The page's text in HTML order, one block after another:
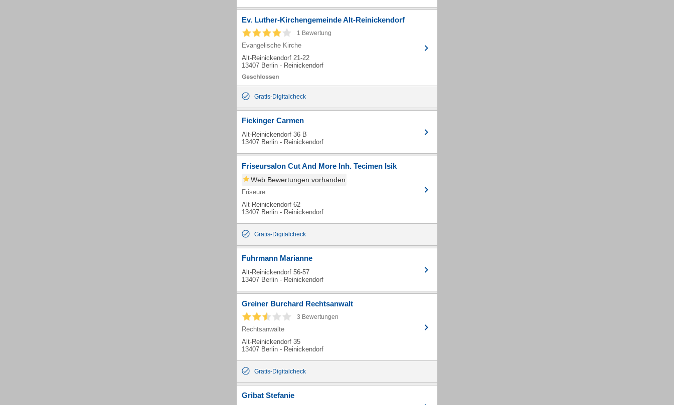
Ev. Luther-Kirchengemeinde Alt-Reinickendorf
1 Bewertung
Evangelische Kirche
Alt-Reinickendorf 21-22
13407 Berlin - Reinickendorf
Gratis-Digitalcheck
Fickinger Carmen
Alt-Reinickendorf 36 B
13407 Berlin - Reinickendorf
Friseursalon Cut And More Inh. Tecimen Isik
Web Bewertungen vorhanden
Friseure
Alt-Reinickendorf 62
13407 Berlin - Reinickendorf
Gratis-Digitalcheck
Fuhrmann Marianne
Alt-Reinickendorf 56-57
13407 Berlin - Reinickendorf
Greiner Burchard Rechtsanwalt
3 Bewertungen
Rechtsanwälte
Alt-Reinickendorf 35
13407 Berlin - Reinickendorf
Gratis-Digitalcheck
Gribat Stefanie